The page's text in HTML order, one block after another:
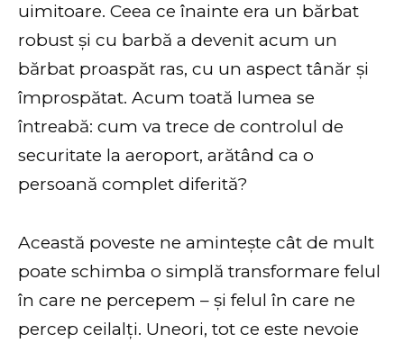
uimitoare. Ceea ce înainte era un bărbat
robust și cu barbă a devenit acum un
bărbat proaspăt ras, cu un aspect tânăr și
împrospătat. Acum toată lumea se
întreabă: cum va trece de controlul de
securitate la aeroport, arătând ca o
persoană complet diferită?
Această poveste ne amintește cât de mult
poate schimba o simplă transformare felul
în care ne percepem – și felul în care ne
percep ceilalți. Uneori, tot ce este nevoie